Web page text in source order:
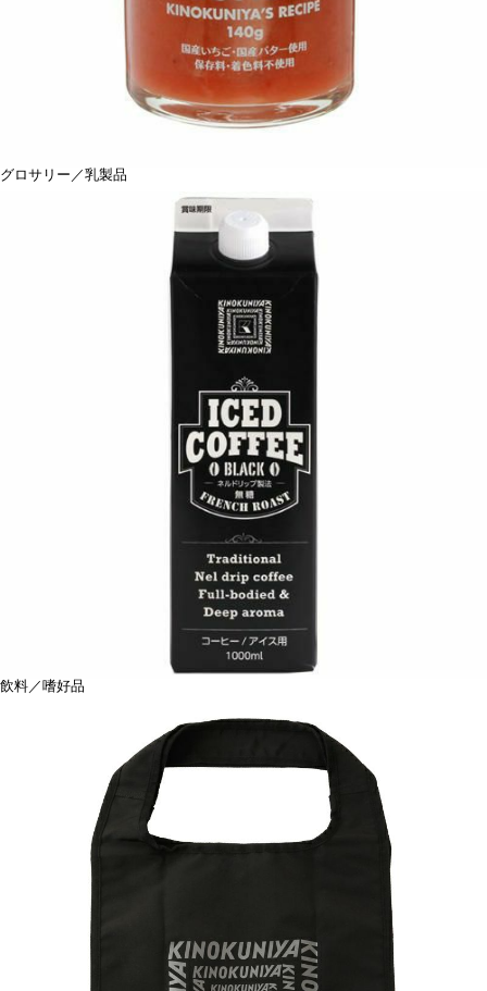
グロサリー／乳製品
飲料／嗜好品